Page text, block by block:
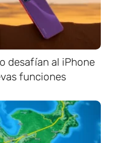
desafían al iPhone
funciones